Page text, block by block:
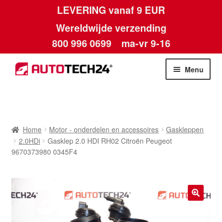
LEVERING vanaf 9 EUR
Wereldwijde verzending
800 996 0699 ma-vr 9-16
Ga
door
Ga
naar
Menu
Algemene voorwaarden
Betalingen
Contact
Home Motor - onderdelen en accessoires
Gaskleppen
2.0HDi
Gasklep 2.0 HDI RH02 Citroën Peugeot
9670373980 0345F4